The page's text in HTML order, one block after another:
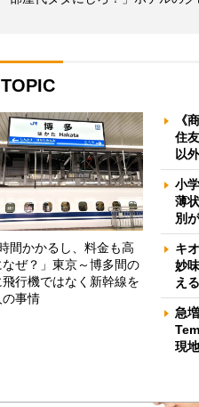
時間かかるし、料金も高
なぜ？」東京～博多間の
行機ではなく新幹線を
事情
《
住
以
小
薄
別
キ
妙
え
急
現